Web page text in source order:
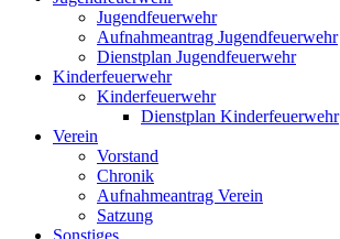
Jugendfeuerwehr
Aufnahmeantrag Jugendfeuerwehr
Dienstplan Jugendfeuerwehr
Kinderfeuerwehr
Kinderfeuerwehr
Dienstplan Kinderfeuerwehr
Verein
Vorstand
Chronik
Aufnahmeantrag Verein
Satzung
Sonstiges